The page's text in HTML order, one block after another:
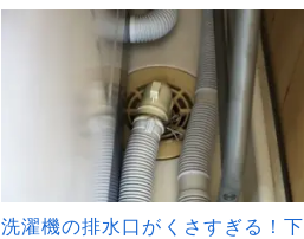
洗濯機の排水口がくさすぎる！下